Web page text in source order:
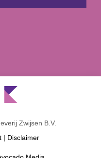
Zwijsen B.V.
| Disclaimer